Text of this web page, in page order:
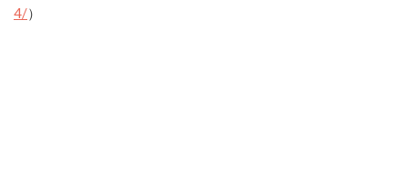
4/）